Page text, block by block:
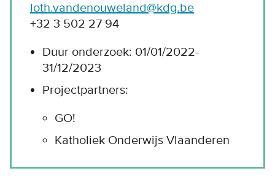
loth.vandenouweland@kdg.be
+32 3 502 27 94
Duur onderzoek: 01/01/2022-
31/12/2023
Projectpartners:
GO!
Katholiek Onderwijs Vlaanderen